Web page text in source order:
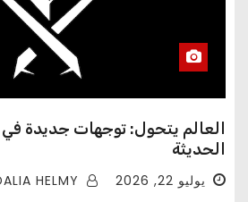
العالم يتحول: توجهات جديدة في
الحديثة
يوليو 22, 2026